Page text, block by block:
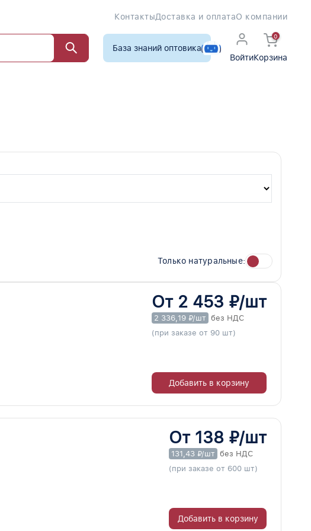
КонтактыДоставка и оплатаО компании
База знаний оптовика
Войти
0
Корзина
Только натуральные:
От 2 453 ₽/шт
2 336,19 ₽/шт без НДС
(при заказе от 90 шт)
Добавить в корзину
От 138 ₽/шт
131,43 ₽/шт без НДС
(при заказе от 600 шт)
Добавить в корзину